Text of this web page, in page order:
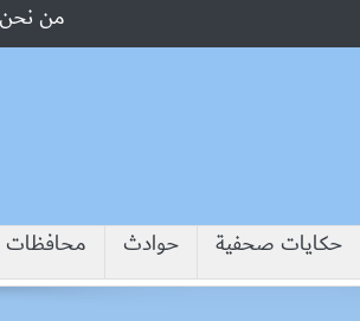
من نحن
حكايات صحفية حوادث محافظات